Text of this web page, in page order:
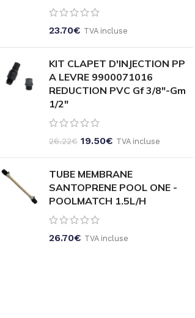
23.70€ TVA incluse
KIT CLAPET D'INJECTION PP
A LEVRE 9900071016
REDUCTION PVC Gf 3/8"-Gm
1/2"
26.22€ 19.50€ TVA incluse
TUBE MEMBRANE
SANTOPRENE POOL ONE -
POOLMATCH 1.5L/H
26.70€ TVA incluse